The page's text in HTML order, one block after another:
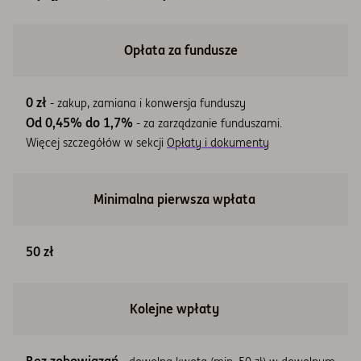
Opłata za fundusze
0 zł - zakup, zamiana i konwersja funduszy
Od 0,45% do 1,7% - za zarządzanie funduszami.
Więcej szczegółów w sekcji Opłaty i dokumenty
Minimalna pierwsza wpłata
50 zł
Kolejne wpłaty